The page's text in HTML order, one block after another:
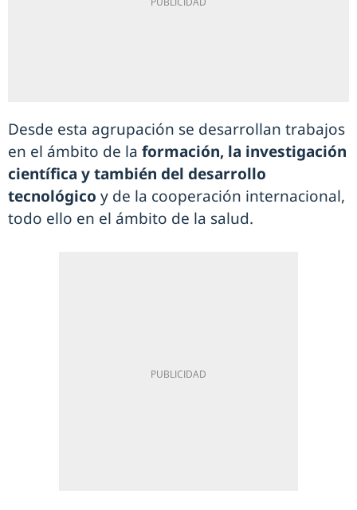
Desde esta agrupación se desarrollan trabajos
en el ámbito de la formación, la investigación
científica y también del desarrollo
tecnológico y de la cooperación internacional,
todo ello en el ámbito de la salud.